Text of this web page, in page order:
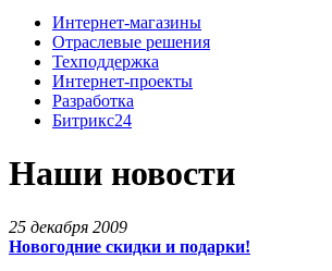
Интернет-магазины
Отраслевые решения
Техподдержка
Интернет-проекты
Разработка
Битрикс24
Наши новости
25 декабря 2009
Новогодние скидки и подарки!